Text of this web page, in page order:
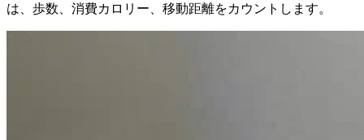
は、歩数、消費カロリー、移動距離をカウントします。